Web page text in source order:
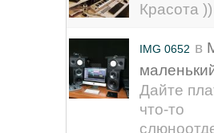
Красота ))
IMG 0652 в
Дайте
что-то